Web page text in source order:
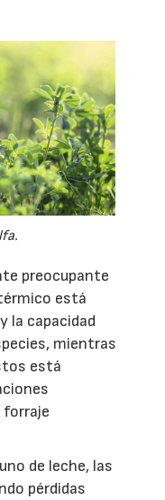
preocupante
está
la capacidad
mientras
está
forraje
de leche, las
pérdidas